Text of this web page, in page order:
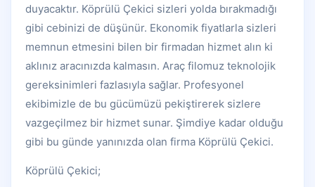
duyacaktır. Köprülü Çekici sizleri yolda bırakmadığı
gibi cebinizi de düşünür. Ekonomik fiyatlarla sizleri
memnun etmesini bilen bir firmadan hizmet alın ki
aklınız aracınızda kalmasın. Araç filomuz teknolojik
gereksinimleri fazlasıyla sağlar. Profesyonel
ekibimizle de bu gücümüzü pekiştirerek sizlere
vazgeçilmez bir hizmet sunar. Şimdiye kadar olduğu
gibi bu günde yanınızda olan firma Köprülü Çekici.
Köprülü Çekici;